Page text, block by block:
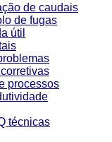
de caudais
de fugas
útil
processos
técnicas